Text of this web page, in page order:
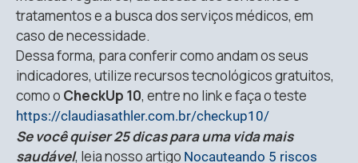
tratamentos e a busca dos serviços médicos, em
caso de necessidade.
Dessa forma, para conferir como andam os seus
indicadores, utilize recursos tecnológicos gratuitos,
como o CheckUp 10, entre no link e faça o teste
https://claudiasathler.com.br/checkup10/
Se você quiser 25 dicas para uma vida mais
saudável, leia nosso artigo Nocauteando 5 riscos